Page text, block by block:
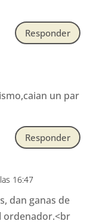
Responder
un par
Responder
16:47
dan ganas de
ordenador.<br